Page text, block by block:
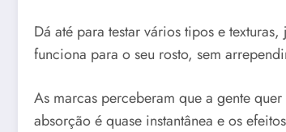
Dá até para testar vários tipos e
funciona para o seu rosto, sem
As marcas perceberam que a gente
absorção é quase instantânea e os